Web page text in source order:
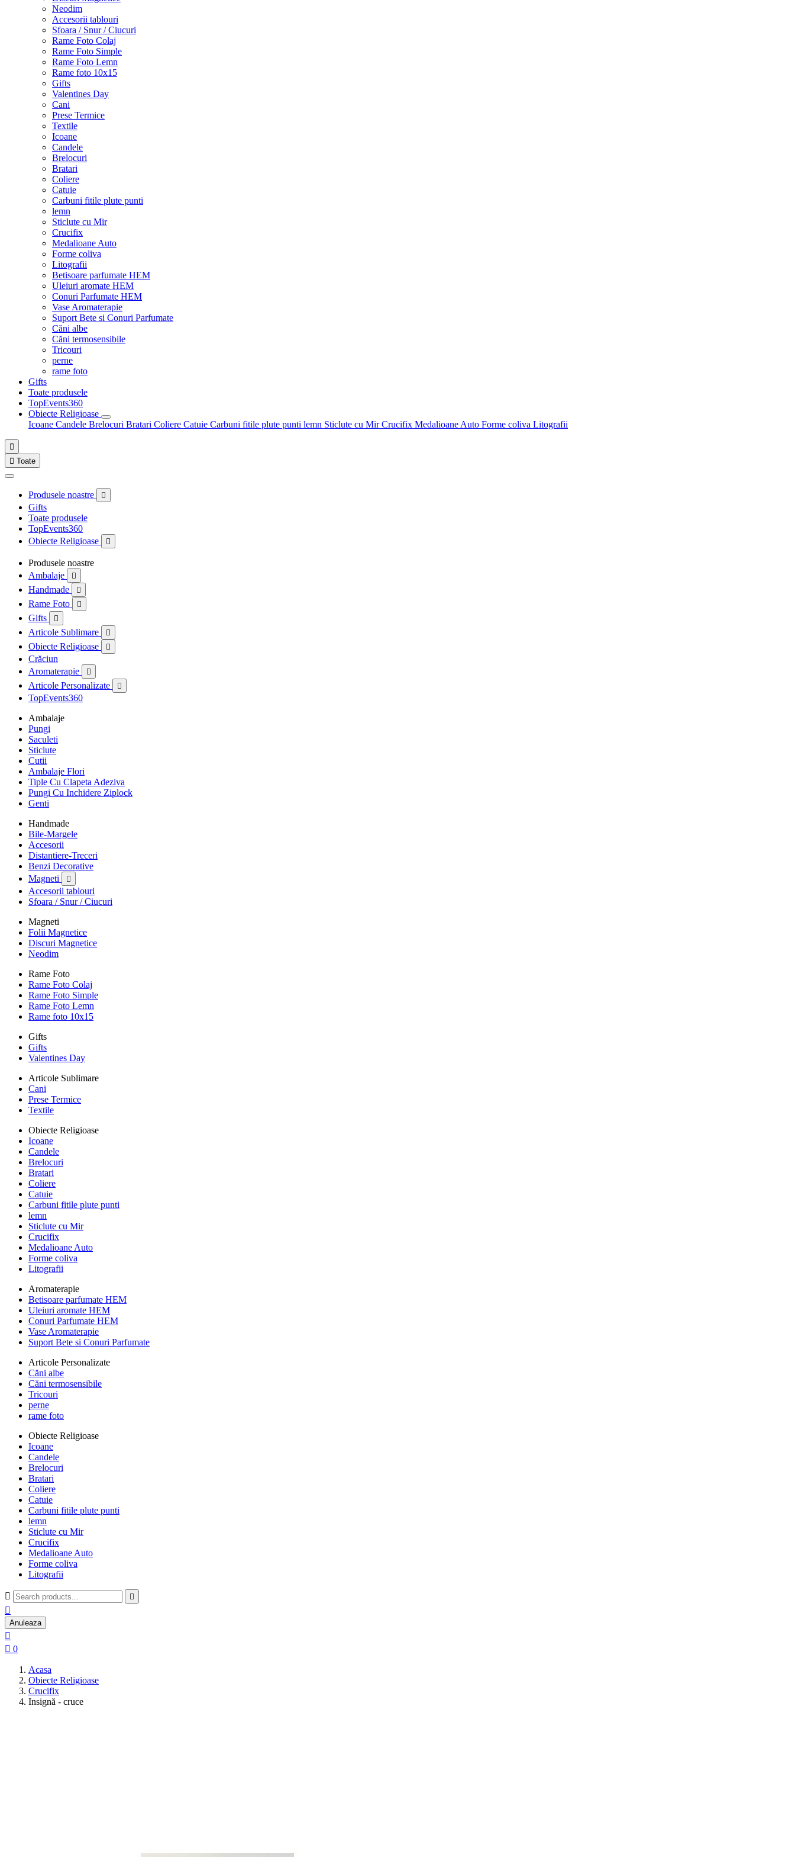
Neodim
Accesorii tablouri
Sfoara / Snur / Ciucuri
Rame Foto Colaj
Rame Foto Simple
Rame Foto Lemn
Rame foto 10x15
Gifts
Valentines Day
Cani
Prese Termice
Textile
Icoane
Candele
Brelocuri
Bratari
Coliere
Catuie
Carbuni fitile plute punti
lemn
Sticlute cu Mir
Crucifix
Medalioane Auto
Forme coliva
Litografii
Betisoare parfumate HEM
Uleiuri aromate HEM
Conuri Parfumate HEM
Vase Aromaterapie
Suport Bete si Conuri Parfumate
Căni albe
Căni termosensibile
Tricouri
perne
rame foto
Gifts
Toate produsele
TopEvents360
Obiecte Religioase
Icoane Candele Brelocuri Bratari Coliere Catuie Carbuni fitile plute punti lemn Sticlute cu MirCrucifix Medalioane Auto Forme coliva Litografii

 Toate
Produsele noastre 
Gifts
Toate produsele
TopEvents360
Obiecte Religioase

Produsele noastre
Ambalaje

Handmade 
Rame Foto 
Gifts 
Articole Sublimare 
Obiecte Religioase 
Crăciun
Aromaterapie

Articole Personalizate 
TopEvents360
Ambalaje
Pungi
Saculeti
Sticlute
Cutii
Ambalaje Flori
Tiple Cu Clapeta Adeziva
Pungi Cu Inchidere Ziplock
Genti
Handmade
Bile-Margele
Accesorii
Distantiere-Treceri
Benzi Decorative
Magneti

Accesorii tablouri
Sfoara / Snur / Ciucuri
Magneti
Folii Magnetice
Discuri Magnetice
Neodim
Rame Foto
Rame Foto Colaj
Rame Foto Simple
Rame Foto Lemn
Rame foto 10x15
Gifts
Gifts
Valentines Day
Articole Sublimare
Cani
Prese Termice
Textile
Obiecte Religioase
Icoane
Candele
Brelocuri
Bratari
Coliere
Catuie
Carbuni fitile plute punti
lemn
Sticlute cu Mir
Crucifix
Medalioane Auto
Forme coliva
Litografii
Aromaterapie
Betisoare parfumate HEM
Uleiuri aromate HEM
Conuri Parfumate HEM
Vase Aromaterapie
Suport Bete si Conuri Parfumate
Articole Personalizate
Căni albe
Căni termosensibile
Tricouri
perne
rame foto
Obiecte Religioase
Icoane
Candele
Brelocuri
Bratari
Coliere
Catuie
Carbuni fitile plute punti
lemn
Sticlute cu Mir
Crucifix
Medalioane Auto
Forme coliva
Litografii
 

Anuleaza

 0
Acasa
Obiecte Religioase
Crucifix
Insignă - cruce